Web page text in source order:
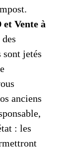
Vente à
jetés
anciens
: les